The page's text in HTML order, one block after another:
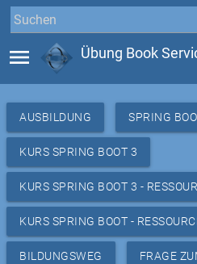
menu Übung Book
AUSBILDUNG SPRING
KURS SPRING BOOT 3
KURS SPRING BOOT 3 -
KURS SPRING BOOT -
BILDUNGSWEG FRAGE